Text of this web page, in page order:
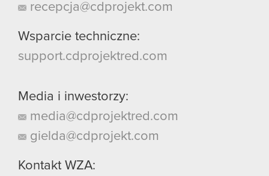
recepcja@cdprojekt.com
Wsparcie techniczne:
support.cdprojektred.com
Media i inwestorzy:
media@cdprojektred.com
gielda@cdprojekt.com
Kontakt WZA: